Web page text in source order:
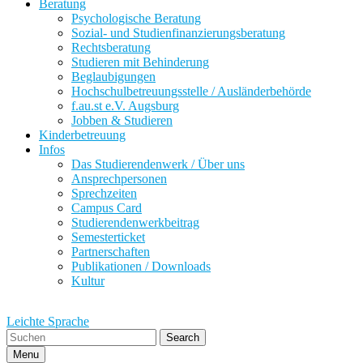
Beratung
Psychologische Beratung
Sozial- und Studienfinanzierungsberatung
Rechtsberatung
Studieren mit Behinderung
Beglaubigungen
Hochschulbetreuungsstelle / Ausländerbehörde
f.au.st e.V. Augsburg
Jobben & Studieren
Kinderbetreuung
Infos
Das Studierendenwerk / Über uns
Ansprechpersonen
Sprechzeiten
Campus Card
Studierendenwerkbeitrag
Semesterticket
Partnerschaften
Publikationen / Downloads
Kultur
Leichte Sprache
Search
Menu